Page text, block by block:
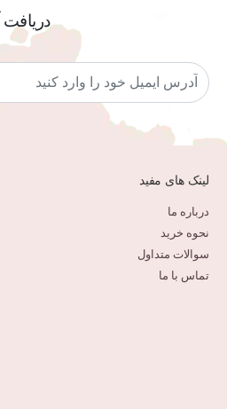
دریافت
لینک های مفید
درباره ما
نحوه خرید
سوالات متداول
تماس با ما